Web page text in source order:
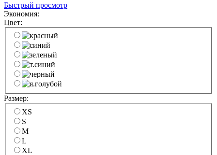
Быстрый просмотр
Экономия:
Цвет:
Размер:
XS
S
M
L
XL